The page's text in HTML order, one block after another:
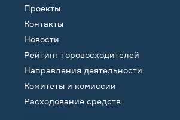
Проекты
Контакты
Новости
Рейтинг горовосходителей
Направления деятельности
Комитеты и комиссии
Расходование средств